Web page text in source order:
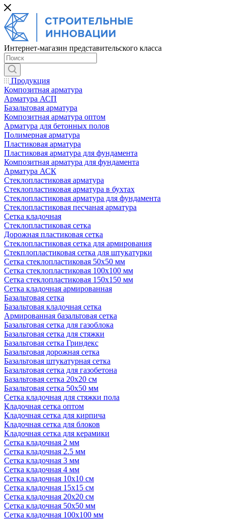
Интернет-магазин представительского класса
Продукция
Композитная арматура
Арматура АСП
Базальтовая арматура
Композитная арматура оптом
Арматура для бетонных полов
Полимерная арматура
Пластиковая арматура
Пластиковая арматура для фундамента
Композитная арматура для фундамента
Арматура АСК
Cтеклопластиковая арматура
Стеклопластиковая арматура в бухтах
Стеклопластиковая арматура для фундамента
Стеклопластиковая песчаная арматура
Сетка кладочная
Стеклопластиковая сетка
Дорожная пластиковая сетка
Стеклопластиковая сетка для армирования
Стекплопластиковая сетка для штукатурки
Сетка стеклопластиковая 50x50 мм
Сетка стеклопластиковая 100x100 мм
Сетка стеклопластиковая 150x150 мм
Сетка кладочная армированная
Базальтовая сетка
Базальтовая кладочная сетка
Армированная базальтовая сетка
Базальтовая сетка для газоблока
Базальтовая сетка для стяжки
Базальтовая сетка Гриндекс
Базальтовая дорожная сетка
Базальтовая штукатурная сетка
Базальтовая сетка для газобетона
Базальтовая сетка 20x20 см
Базальтовая сетка 50x50 мм
Сетка кладочная для стяжки пола
Кладочная сетка оптом
Кладочная сетка для кирпича
Кладочная сетка для блоков
Кладочная сетка для керамики
Сетка кладочная 2 мм
Сетка кладочная 2.5 мм
Сетка кладочная 3 мм
Сетка кладочная 4 мм
Сетка кладочная 10x10 см
Сетка кладочная 15x15 см
Сетка кладочная 20x20 см
Сетка кладочная 50x50 мм
Сетка кладочная 100x100 мм